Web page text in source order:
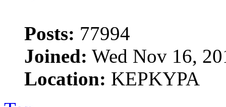
Posts: 77994
Joined: Wed Nov 16,
Location: ΚΕΡΚΥΡΑ